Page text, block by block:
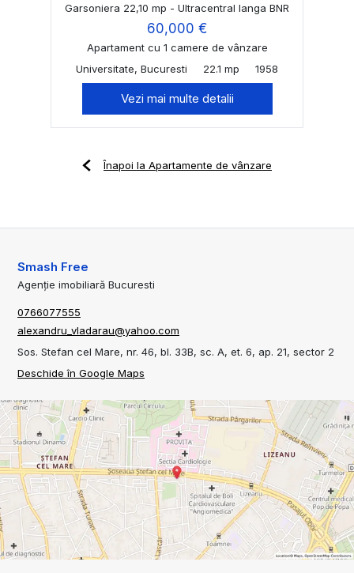
Garsoniera 22,10 mp - Ultracentral langa BNR
60,000 €
Apartament cu 1 camere de vânzare
Universitate, Bucuresti
22.1 mp 1958
Vezi mai multe detalii
Înapoi la Apartamente de vânzare
Smash Free
Agenție imobiliară Bucuresti
0766077555
alexandru_vladarau@yahoo.com
Sos. Stefan cel Mare, nr. 46, bl. 33B, sc. A, et. 6, ap. 21, sector 2
Deschide în Google Maps